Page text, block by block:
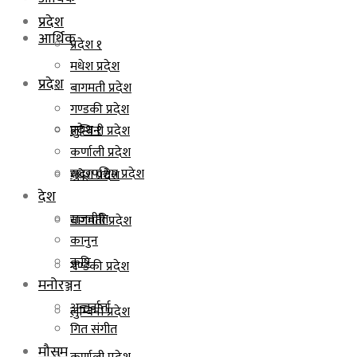
आर्थिक
प्रदेश
प्रदेश १
मधेश प्रदेश
बागमती प्रदेश
गण्डकी प्रदेश
लुम्बिनी प्रदेश
प्रदेश
प्रदेश १
मधेश प्रदेश
बागमती प्रदेश
गण्डकी प्रदेश
लुम्बिनी प्रदेश
कर्णाली प्रदेश
सुदूरपश्चिम प्रदेश
देश
राजनीति
कानुन
कृषि
मनोरञ्जन
अन्तर्वार्ता
गित संगीत
मौसम